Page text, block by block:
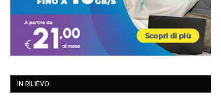
IN RILIEVO